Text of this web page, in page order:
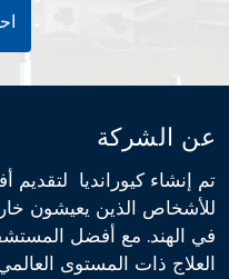
عن الشركة
تم إنشاء كيورانديا
للأشخاص الذين يعيشون
في الهند. مع أفضل
العلاج ذات المستوى